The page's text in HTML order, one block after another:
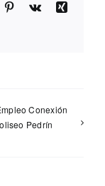
Pinterest
Vk
Xing
Conexión
Pedrín